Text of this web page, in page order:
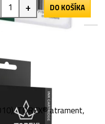
+ DO KOŠÍKA
TOREX® atrament,